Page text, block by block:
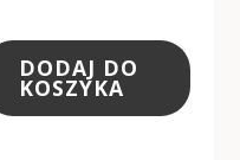
DODAJ DO
KOSZYKA